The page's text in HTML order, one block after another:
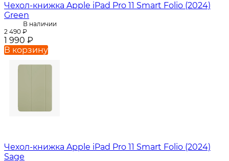
Чехол-книжка Apple iPad Pro 11 Smart Folio (2024)
Green
В наличии
2 490 ₽
1 990 ₽
В корзину
Чехол-книжка Apple iPad Pro 11 Smart Folio (2024)
Sage